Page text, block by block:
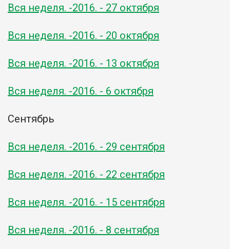
Вся неделя. -2016. - 27 октября
Вся неделя. -2016. - 20 октября
Вся неделя. -2016. - 13 октября
Вся неделя. -2016. - 6 октября
Сентябрь
Вся неделя. -2016. - 29 сентября
Вся неделя. -2016. - 22 сентября
Вся неделя. -2016. - 15 сентября
Вся неделя. -2016. - 8 сентября